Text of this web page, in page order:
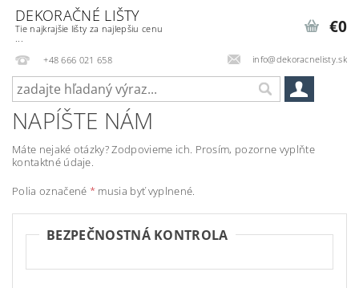
DEKORAČNÉ LIŠTY
Tie najkrajšie lišty za najlepšiu cenu
...
+48 666 021 658
info@dekoracnelisty.sk
€0
NAPÍŠTE NÁM
Máte nejaké otázky? Zodpovieme ich. Prosím, pozorne vyplňte
kontaktné údaje.
Polia označené * musia byť vyplnené.
BEZPEČNOSTNÁ KONTROLA